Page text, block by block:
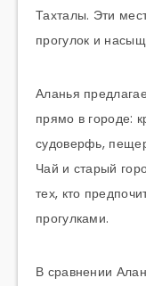
Тахталы. Эти
прогулок и
Аланья
прямо в городе:
судоверфь,
Чай и старый
тех, кто
прогулками.
В сравнении